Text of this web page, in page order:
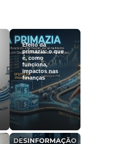
Efeito da
primazia: o que
é, como
funciona,
impactos nas
finanças